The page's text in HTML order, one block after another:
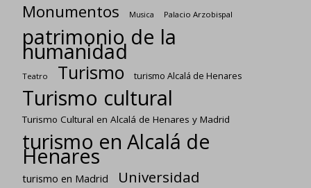
Monumentos Musica Palacio Arzobispal
patrimonio de la
humanidad
Teatro Turismo turismo Alcalá de Henares
Turismo cultural
Turismo Cultural en Alcalá de Henares y Madrid
turismo en Alcalá de
Henares
turismo en Madrid Universidad